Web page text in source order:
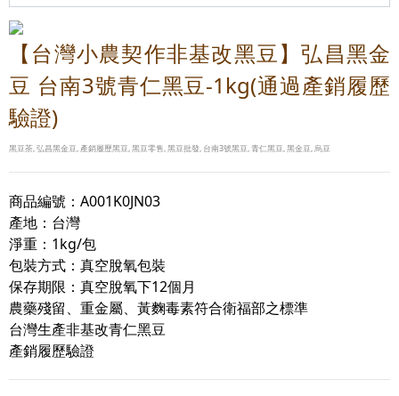
【台灣小農契作非基改黑豆】弘昌黑金
豆 台南3號青仁黑豆-1kg(通過產銷履歷
驗證)
黑豆茶, 弘昌黑金豆, 產銷履歷黑豆, 黑豆零售, 黑豆批發, 台南3號黑豆, 青仁黑豆, 黑金豆, 烏豆
商品編號：A001K0JN03
產地：台灣
淨重：1kg/包
包裝方式：真空脫氧包裝
保存期限：真空脫氧下12個月
農藥殘留、重金屬、黃麴毒素符合衛福部之標準
台灣生產非基改青仁黑豆
產銷履歷驗證